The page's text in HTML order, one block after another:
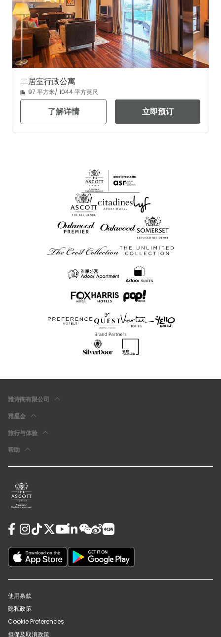
二居室行政公寓
97 平方米/ 1044 平方英尺
了解详情 立即预订
雅诗阁有限公司
雅星会
旅行与体验
帮助
使用条款
隐私政策
Cookie Preferences
担保及取消政策